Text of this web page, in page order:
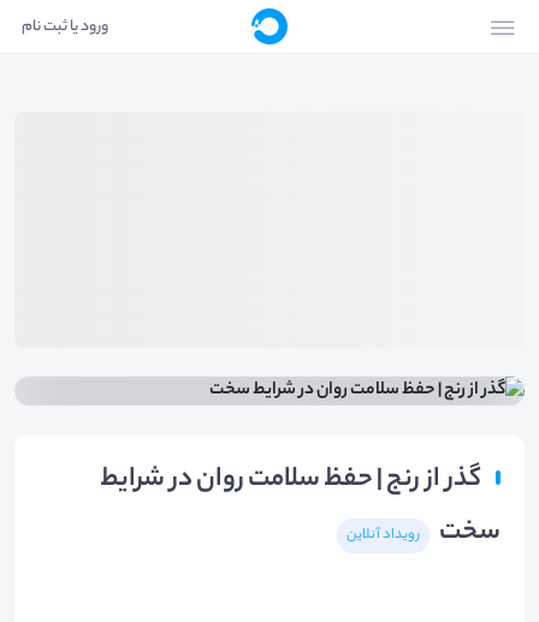
ورود یا ثبت نام
گذر از رنج | حفظ سلامت روان در شرایط
سخت
رویداد آنلاین